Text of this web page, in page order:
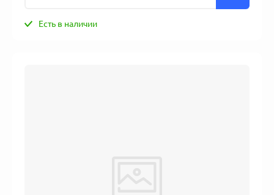
Есть в наличии